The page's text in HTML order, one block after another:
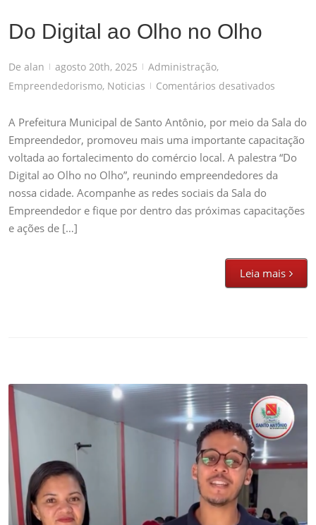
Do Digital ao Olho no Olho
De alan | agosto 20th, 2025 | Administração,
Empreendedorismo, Noticias | Comentários desativados
Digital
ao
Olho
no
A Prefeitura Municipal de Santo Antônio, por meio da Sala do
Empreendedor, promoveu mais uma importante capacitação
voltada ao fortalecimento do comércio local. A palestra “Do
Digital ao Olho no Olho”, reunindo empreendedores da
nossa cidade. Acompanhe as redes sociais da Sala do
Empreendedor e fique por dentro das próximas capacitações
e ações de […]
Leia mais
Santo Antônio Acredita em Quem Faz